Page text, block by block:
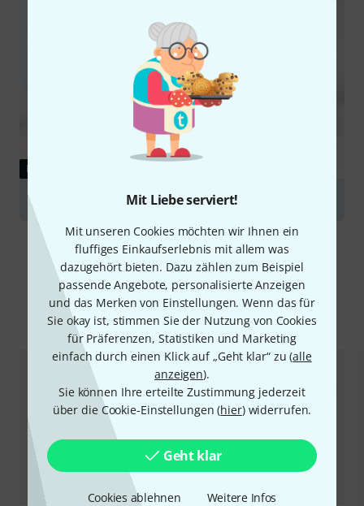
Mit Liebe serviert!
Mit unseren Cookies möchten wir Ihnen ein
fluffiges Einkaufserlebnis mit allem was
dazugehört bieten. Dazu zählen zum Beispiel
passende Angebote, personalisierte Anzeigen
und das Merken von Einstellungen. Wenn das für
Sie okay ist, stimmen Sie der Nutzung von Cookies
für Präferenzen, Statistiken und Marketing
einfach durch einen Klick auf „Geht klar“ zu (alle
anzeigen).
Sie können Ihre erteilte Zustimmung jederzeit
über die Cookie-Einstellungen (hier) widerrufen.
Geht klar
Cookies ablehnen Weitere Infos
RATGEBER
Alternativen vergleichen